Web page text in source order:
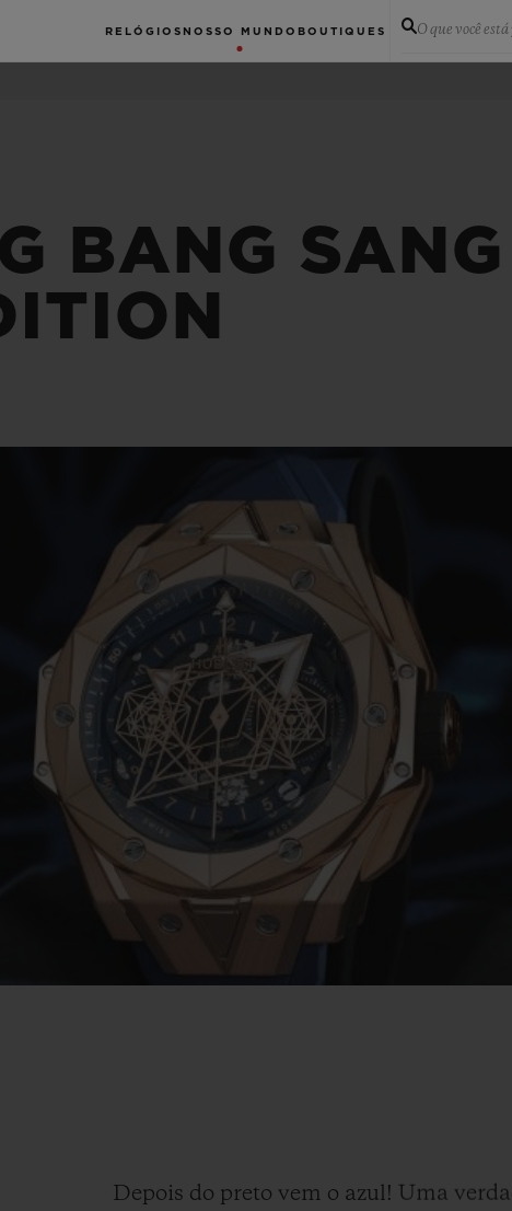
RELÓGIOS NOSSO MUNDO BOUTIQUES O que você
BANG SANG
Depois do preto vem o azul! Uma
BIG BANG
PEACH CERAMIC
ESTENDIDA
ENTREGA PROGRAMADA
CONTATO